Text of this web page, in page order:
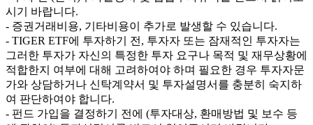
시기 바랍니다.
- 증권거래비용, 기타비용이 추가로 발생할 수 있습니다.
- TIGER ETF에 투자하기 전, 투자자 또는 잠재적인 투자자는
그러한 투자가 자신의 특정한 투자 요구나 목적 및 재무상황에
적합한지 여부에 대해 고려하여야 하며 필요한 경우 투자자문
가와 상담하거나 신탁계약서 및 투자설명서를 충분히 숙지하
여 판단하여야 합니다.
- 펀드 가입을 결정하기 전에 (투자대상, 환매방법 및 보수 등